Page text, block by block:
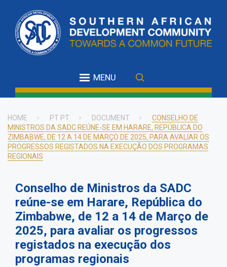
main
content
MENU
Breadcrumb
HOME PT PT DOCUMENT
CONSELHO DE
MINISTROS DA SADC REÚNE-SE EM HARARE, REPÚBLICA DO
ZIMBABWE, DE 12 A 14 DE MARÇO DE 2025, PARA AVALIAR OS
PROGRESSOS REGISTADOS NA EXECUÇÃO DOS PROGRAMAS
REGIONAIS
Conselho de Ministros da SADC
reúne-se em Harare, República do
Zimbabwe, de 12 a 14 de Março de
2025, para avaliar os progressos
registados na execução dos
programas regionais